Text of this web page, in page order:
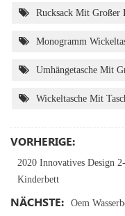
Rucksack Mit Großer
Monogramm
Umhängetasche Mit
Wickeltasche Mit
VORHERIGE:
2020 Innovatives Design
Kinderbett
NÄCHSTE: Oem